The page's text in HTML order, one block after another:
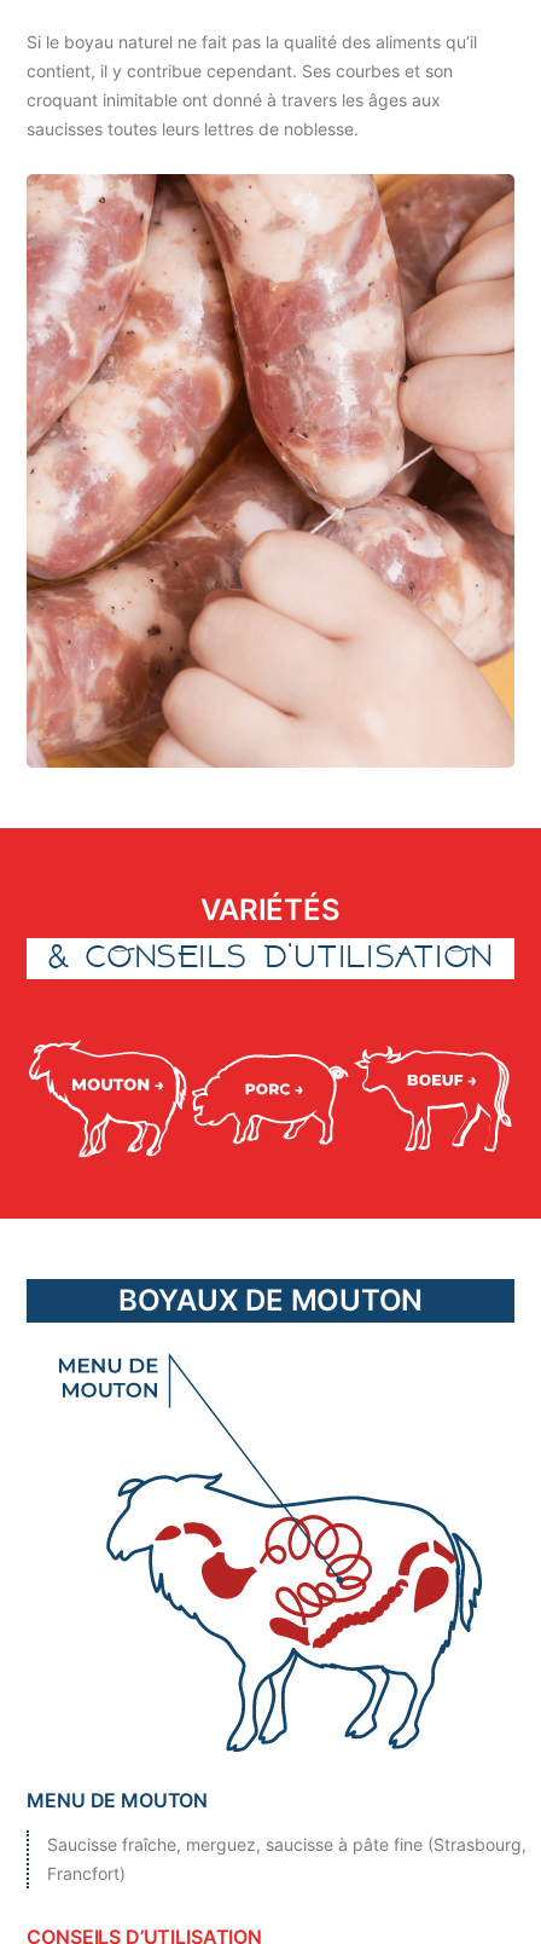
Si le boyau naturel ne fait pas la qualité des aliments qu’il
contient, il y contribue cependant. Ses courbes et son
croquant inimitable ont donné à travers les âges aux
saucisses toutes leurs lettres de noblesse.
VARIÉTÉS
& CONSEILS D’UTILISATION
BOYAUX DE MOUTON
MENU DE MOUTON
Saucisse fraîche, merguez, saucisse à pâte fine (Strasbourg,
Francfort)
CONSEILS D’UTILISATION